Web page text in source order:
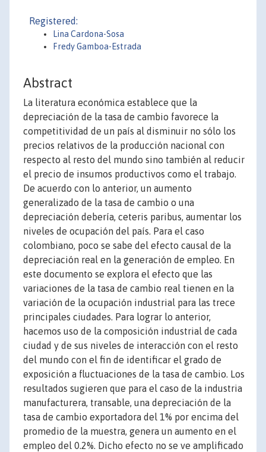
Registered:
Lina Cardona-Sosa
Fredy Gamboa-Estrada
Abstract
La literatura económica establece que la
depreciación de la tasa de cambio favorece la
competitividad de un país al disminuir no sólo los
precios relativos de la producción nacional con
respecto al resto del mundo sino también al reducir
el precio de insumos productivos como el trabajo.
De acuerdo con lo anterior, un aumento
generalizado de la tasa de cambio o una
depreciación debería, ceteris paribus, aumentar los
niveles de ocupación del país. Para el caso
colombiano, poco se sabe del efecto causal de la
depreciación real en la generación de empleo. En
este documento se explora el efecto que las
variaciones de la tasa de cambio real tienen en la
variación de la ocupación industrial para las trece
principales ciudades. Para lograr lo anterior,
hacemos uso de la composición industrial de cada
ciudad y de sus niveles de interacción con el resto
del mundo con el fin de identificar el grado de
exposición a fluctuaciones de la tasa de cambio. Los
resultados sugieren que para el caso de la industria
manufacturera, transable, una depreciación de la
tasa de cambio exportadora del 1% por encima del
promedio de la muestra, genera un aumento en el
empleo del 0.2%. Dicho efecto no se ve amplificado